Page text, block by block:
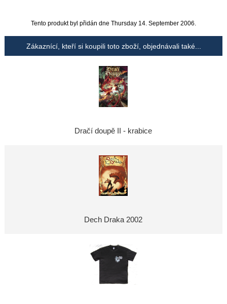
Tento produkt byl přidán dne Thursday 14. September 2006.
Zákaznící, kteří si koupili toto zboží, objednávali také...
Dračí doupě II - krabice
Dech Draka 2002